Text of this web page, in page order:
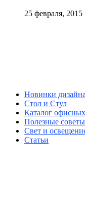
25 февраля, 2015
Новинки
Стол и Стул
Каталог офисных
Полезные советы
Свет и
Статьи